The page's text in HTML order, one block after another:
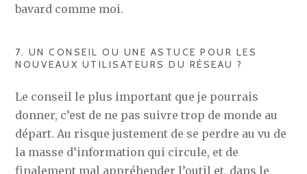
bavard comme moi.
7. UN CONSEIL OU UNE ASTUCE POUR LES
NOUVEAUX UTILISATEURS DU RÉSEAU ?
Le conseil le plus important que je pourrais
donner, c’est de ne pas suivre trop de monde au
départ. Au risque justement de se perdre au vu de
la masse d’information qui circule, et de
finalement mal appréhender l’outil et, dans le